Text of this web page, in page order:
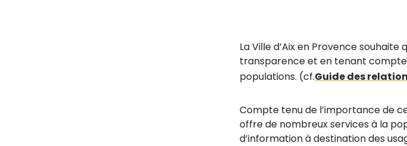
La Ville d’Aix en Provence
transparence et en tenant
populations. (cf.Guide des
Compte tenu de l’importance de
offre de nombreux services à la
d’information à destination des